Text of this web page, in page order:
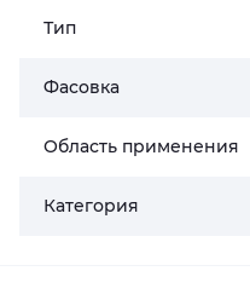
Тип
Фасовка
Область применения
Категория